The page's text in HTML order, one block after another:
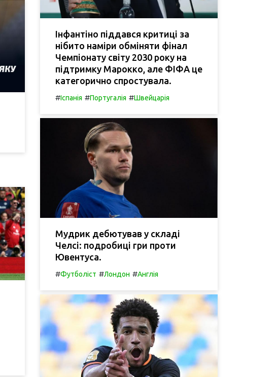
Інфантіно піддався критиці за
нібито наміри обміняти фінал
Чемпіонату світу 2030 року на
підтримку Марокко, але ФІФА це
категорично спростувала.
#Іспанія #Португалія #Швейцарія
Мудрик дебютував у складі
Челсі: подробиці гри проти
Ювентуса.
#Футболіст #Лондон #Англія